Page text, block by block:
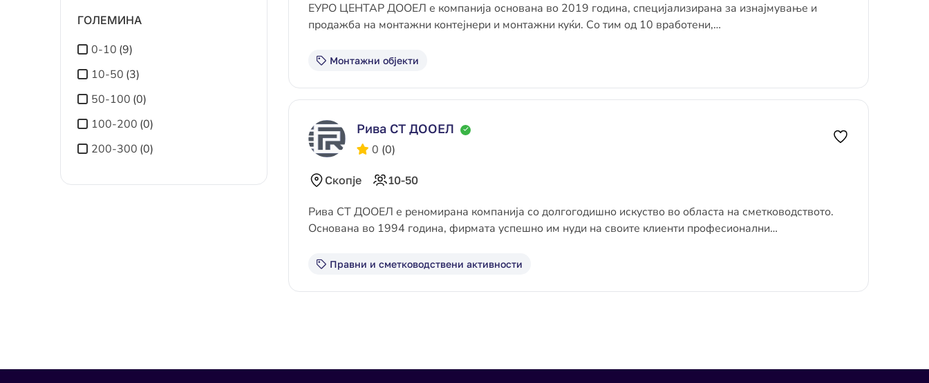
ГОЛЕМИНА
0-10 (9)
10-50 (3)
50-100 (0)
100-200 (0)
200-300 (0)
ЕУРО ЦЕНТАР ДООЕЛ е компанија основана во 2019 година, специјализирана за изнајмување и
продажба на монтажни контејнери и монтажни куќи. Со тим од 10 вработени,…
Монтажни објекти
Рива СТ ДООЕЛ
0 (0)
Скопје 10-50
Рива СТ ДООЕЛ е реномирана компанија со долгогодишно искуство во областа на сметководството.
Основана во 1994 година, фирмата успешно им нуди на своите клиенти професионални…
Правни и сметководствени активности